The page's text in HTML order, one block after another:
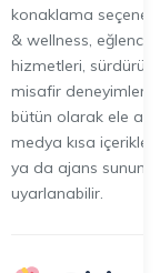
konaklama
& wellness,
hizmetleri,
misafir deneyimleri
bütün olarak ele
medya kısa
ya da ajans
uyarlanabilir.